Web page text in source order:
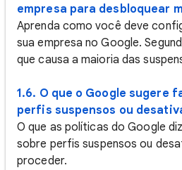
empresa para desbloquear
Aprenda como você deve
sua empresa no Google.
que causa a maioria das
1.6. O que o Google sugere
perfis suspensos ou
O que as políticas do Google
sobre perfis suspensos ou
proceder.